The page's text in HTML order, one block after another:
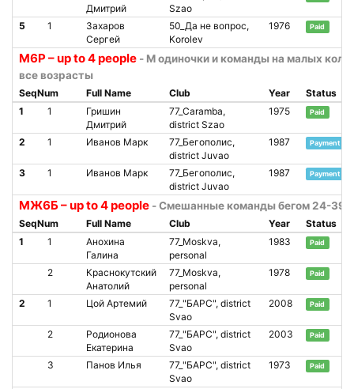
Дмитрий
Szao
5 1
Захаров
Сергей
50_Да не вопрос,
Korolev
1976 Paid
М6Р – up to 4 people - М одиночки и команды на малых
все возрасты
SeqNum Full Name Club Year
Status
1
1
Гришин
Дмитрий
77_Caramba,
district Szao
1975 Paid
2 1 Иванов Марк
77_Бегополис,
district Juvao
1987 Payment
3 1 Иванов Марк
77_Бегополис,
district Juvao
1987 Payment
МЖ6Б – up to 4 people - Смешанные команды бегом 24-39
SeqNum Full Name Club Year
Status
1
1
Анохина
Галина
77_Moskva,
personal
1983 Paid
2
Краснокутский
Анатолий
77_Moskva,
personal
1978 Paid
2 1 Цой Артемий
77_"БАРС", district
Svao
2008 Paid
2
Родионова
Екатерина
77_"БАРС", district
Svao
2003 Paid
3 Панов Илья
77_"БАРС", district
Svao
1973 Paid